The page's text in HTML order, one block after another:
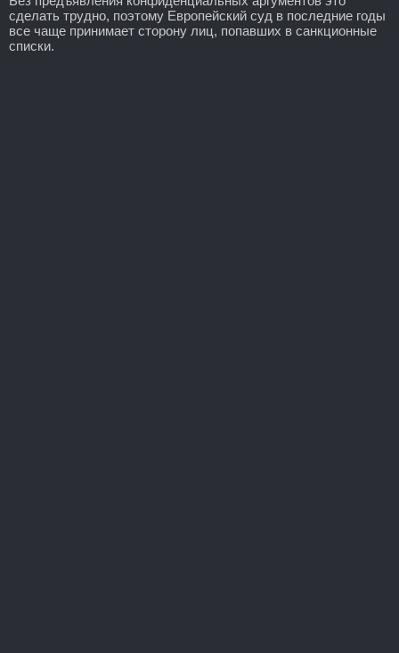
сделать трудно, поэтому Европейский суд в последние годы
все чаще принимает сторону лиц, попавших в санкционные
списки.